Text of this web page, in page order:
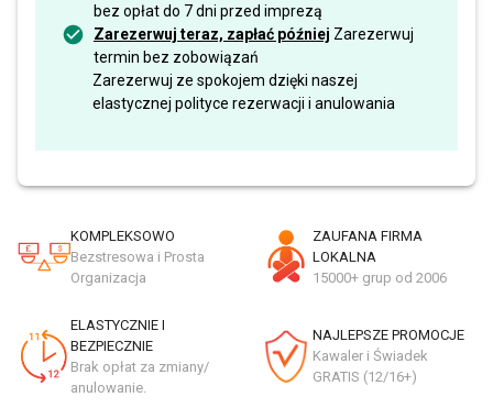
bez opłat do 7 dni przed imprezą
Zarezerwuj teraz, zapłać później Zarezerwuj
termin bez zobowiązań
Zarezerwuj ze spokojem dzięki naszej
elastycznej polityce rezerwacji i anulowania
KOMPLEKSOWO
Bezstresowa i Prosta
Organizacja
ZAUFANA FIRMA
LOKALNA
15000+ grup od 2006
ELASTYCZNIE I
BEZPIECZNIE
Brak opłat za zmiany/
anulowanie.
NAJLEPSZE PROMOCJE
Kawaler i Świadek
GRATIS (12/16+)